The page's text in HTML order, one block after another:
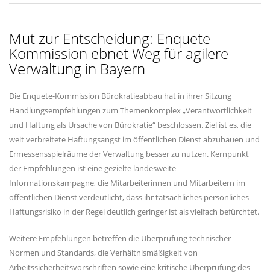
Mut zur Entscheidung: Enquete-
Kommission ebnet Weg für agilere
Verwaltung in Bayern
Die Enquete-Kommission Bürokratieabbau hat in ihrer Sitzung
Handlungsempfehlungen zum Themenkomplex „Verantwortlichkeit
und Haftung als Ursache von Bürokratie“ beschlossen. Ziel ist es, die
weit verbreitete Haftungsangst im öffentlichen Dienst abzubauen und
Ermessensspielräume der Verwaltung besser zu nutzen. Kernpunkt
der Empfehlungen ist eine gezielte landesweite
Informationskampagne, die Mitarbeiterinnen und Mitarbeitern im
öffentlichen Dienst verdeutlicht, dass ihr tatsächliches persönliches
Haftungsrisiko in der Regel deutlich geringer ist als vielfach befürchtet.
Weitere Empfehlungen betreffen die Überprüfung technischer
Normen und Standards, die Verhältnismäßigkeit von
Arbeitssicherheitsvorschriften sowie eine kritische Überprüfung des